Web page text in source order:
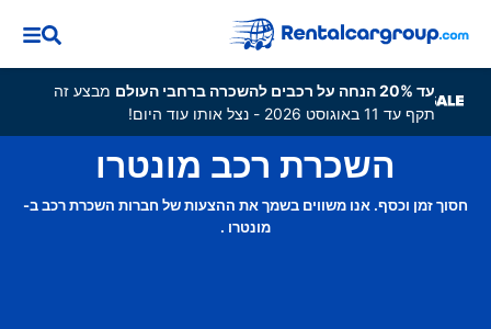
עד 20% הנחה על רכבים להשכרה ברחבי העולם
מבצע זה
תקף עד 11 באוגוסט 2026 - נצל אותו עוד היום!
השכרת רכב מונטרו
חסוך זמן וכסף. אנו משווים בשמך את ההצעות של חברות השכרת רכב ב-
מונטרו .